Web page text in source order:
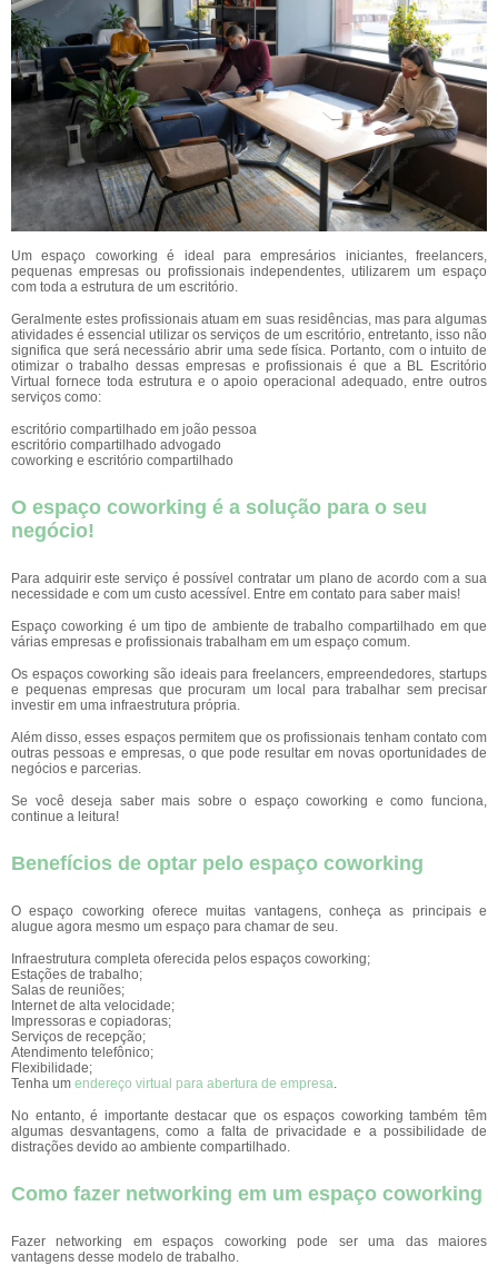
Um espaço coworking
é ideal para empresários iniciantes, freelancers,
pequenas empresas ou profissionais independentes, utilizarem um espaço
com toda a estrutura de um escritório.
Geralmente estes profissionais atuam em suas residências, mas para algumas
atividades é essencial utilizar os serviços de um escritório, entretanto, isso não
significa que será necessário abrir uma sede física. Portanto, com o intuito de
otimizar o trabalho dessas empresas e profissionais é que a BL Escritório
Virtual fornece toda estrutura e o apoio operacional adequado, entre outros
serviços como:
escritório compartilhado em joão pessoa
escritório compartilhado advogado
coworking e escritório compartilhado
O espaço coworking é a solução para o seu
negócio!
Para adquirir este serviço é possível contratar um plano de acordo com a sua
necessidade e com um custo acessível. Entre em contato para saber mais!
Espaço coworking é um tipo de ambiente de trabalho compartilhado em que
várias empresas e profissionais trabalham em um espaço comum.
Os espaços coworking são ideais para freelancers, empreendedores, startups
e pequenas empresas que procuram um local para trabalhar sem precisar
investir em uma infraestrutura própria.
Além disso, esses espaços permitem que os profissionais tenham contato com
outras pessoas e empresas, o que pode resultar em novas oportunidades de
negócios e parcerias.
Se você deseja saber mais sobre o espaço coworking e como funciona,
continue a leitura!
Benefícios de optar pelo espaço coworking
O espaço coworking oferece muitas vantagens, conheça as principais e
alugue agora mesmo um espaço para chamar de seu.
Infraestrutura completa oferecida pelos espaços coworking;
Estações de trabalho;
Salas de reuniões;
Internet de alta velocidade;
Impressoras e copiadoras;
Serviços de recepção;
Atendimento telefônico;
Flexibilidade;
Tenha um endereço virtual para abertura de empresa
No entanto, é importante destacar que os espaços coworking também têm
algumas desvantagens, como a falta de privacidade e a possibilidade de
distrações devido ao ambiente compartilhado.
Como fazer networking em um espaço coworking
Fazer networking em espaços coworking pode ser uma das maiores
vantagens desse modelo de trabalho.